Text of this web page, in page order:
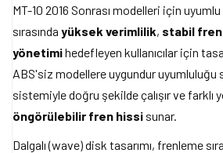
MT-10 2016 Sonrası modelleri için
sırasında yüksek verimlilik, stabil
yönetimihedefleyen kullanıcılar için
ABS'siz modellere uygundur uyumluluğu
sistemiyle doğru şekilde çalışır ve farklı
öngörülebilir fren hissi sunar.
Dalgalı (wave) disk tasarımı, frenleme